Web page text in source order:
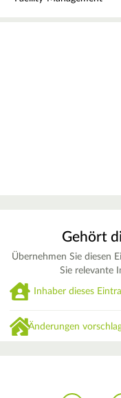
Gehört
Übernehmen Sie diesen
Sie relevante
Inhaber dieses
Änderungen